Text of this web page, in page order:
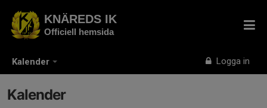
Kalender Logga in
KNÄREDS IK
Officiell hemsida
Kalender